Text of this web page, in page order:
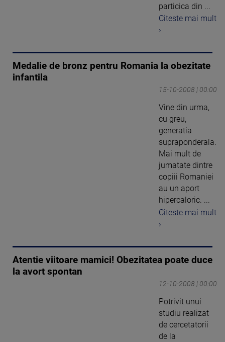
particica din ...
Citeste mai mult
›
Medalie de bronz pentru Romania la obezitate
infantila
15-10-2008 | 00:00
Vine din urma,
cu greu,
generatia
supraponderala.
Mai mult de
jumatate dintre
copiii Romaniei
au un aport
hipercaloric. ...
Citeste mai mult
›
Atentie viitoare mamici! Obezitatea poate duce
la avort spontan
12-10-2008 | 00:00
Potrivit unui
studiu realizat
de cercetatorii
de la